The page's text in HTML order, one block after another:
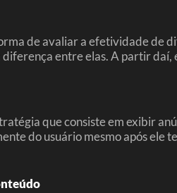
de avaliar a efetividade de
diferença entre elas. A partir
que consiste em exibir
do usuário mesmo após ele